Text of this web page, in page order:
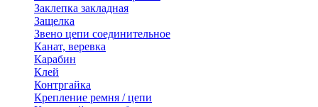
Заклепка закладная
Защелка
Звено цепи соединительное
Канат, веревка
Карабин
Клей
Контргайка
Крепление ремня / цепи